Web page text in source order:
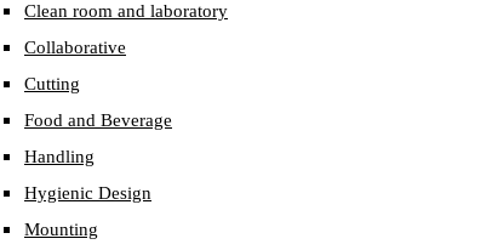
Clean room and laboratory
Collaborative
Cutting
Food and Beverage
Handling
Hygienic Design
Mounting